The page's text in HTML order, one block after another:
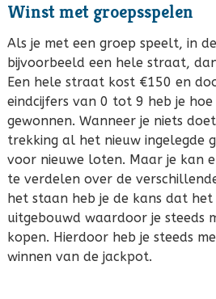
Winst met groepsspelen
Als je met een groep speelt, in
bijvoorbeeld een hele straat,
Een hele straat kost €150 en
eindcijfers van 0 tot 9 heb je
gewonnen. Wanneer je niets
trekking al het nieuw ingelegde
voor nieuwe loten. Maar je kan
te verdelen over de
het staan heb je de kans dat
uitgebouwd waardoor je steeds
kopen. Hierdoor heb je steeds
winnen van de jackpot.